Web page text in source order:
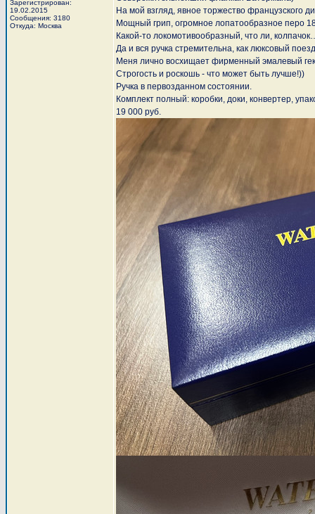
Зарегистрирован:
19.02.2015
Сообщения: 3180
Откуда: Москва
На мой взгляд, явное торжество французского
Мощный грип, огромное лопатообразное перо
Какой-то локомотивообразный, что ли,
Да и вся ручка стремительна, как люксовый
Меня лично восхищает фирменный эмалевый
Строгость и роскошь - что может быть лучше!))
Ручка в первозданном состоянии.
Комплект полный: коробки, доки, конвертер,
19 000 руб.